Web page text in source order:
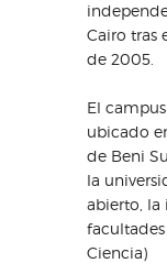
Cairo tras
de 2005.
El
ubicado
de Beni
la
abierto, la
facultades
Ciencia)